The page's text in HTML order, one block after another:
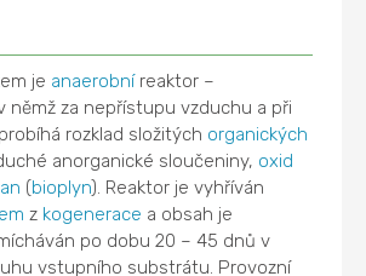
je anaerobníreaktor –
němž za nepřístupu vzduchu a při
rozklad složitých organických
anorganické sloučeniny, oxid
(bioplyn). Reaktor je vyhříván
z kogenerace a obsah je
po dobu 20 – 45 dnů v
vstupního substrátu. Provozní